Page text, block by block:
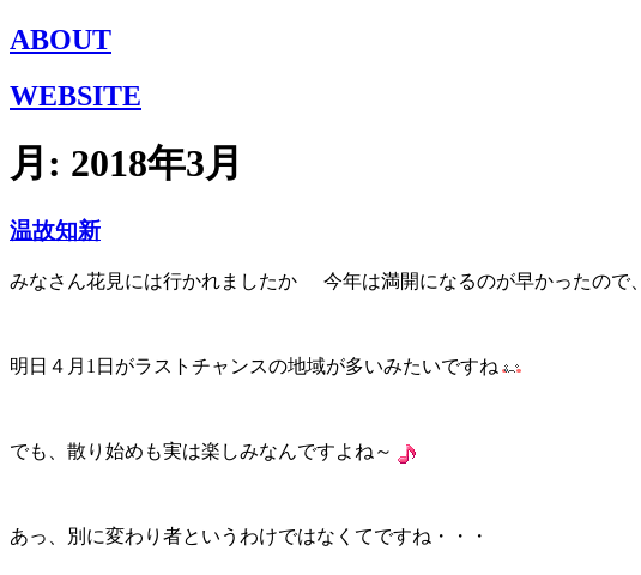
ABOUT
WEBSITE
月: 2018年3月
温故知新
みなさん花見には行かれましたか 今年は満開になるのが早かったので、
明日４月1日がラストチャンスの地域が多いみたいですね
でも、散り始めも実は楽しみなんですよね～
あっ、別に変わり者というわけではなくてですね・・・